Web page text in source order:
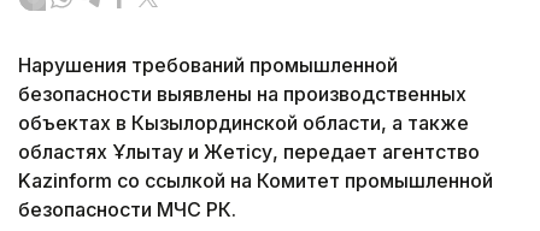
Нарушения требований промышленной
безопасности выявлены на производственных
объектах в Кызылординской области, а также
областях Ұлытау и Жетісу, передает агентство
Kazinform со ссылкой на Комитет промышленной
безопасности МЧС РК.